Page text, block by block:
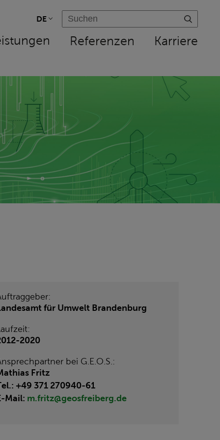
DE
Referenzen Karriere
für Umwelt Brandenburg
2020
bei G.E.O.S.:
Fritz
+49 371 270940-61
Mail: m.fritz@geosfreiberg.de